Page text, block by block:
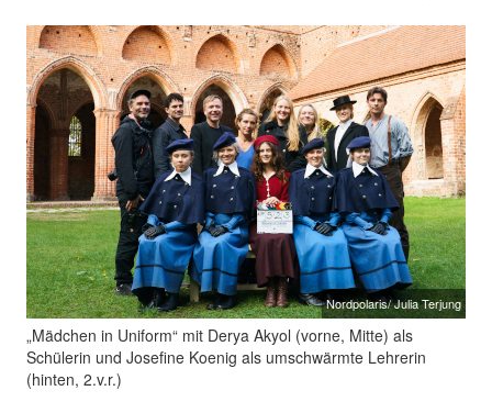
Nordpolaris/ Julia Terjung
„Mädchen in Uniform“ mit Derya Akyol (vorne, Mitte) als
Schülerin und Josefine Koenig als umschwärmte Lehrerin
(hinten, 2.v.r.)